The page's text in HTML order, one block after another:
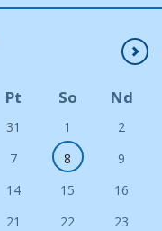
Pt So Nd
31 1
2
7 8
9
14 15
16
21 22
23